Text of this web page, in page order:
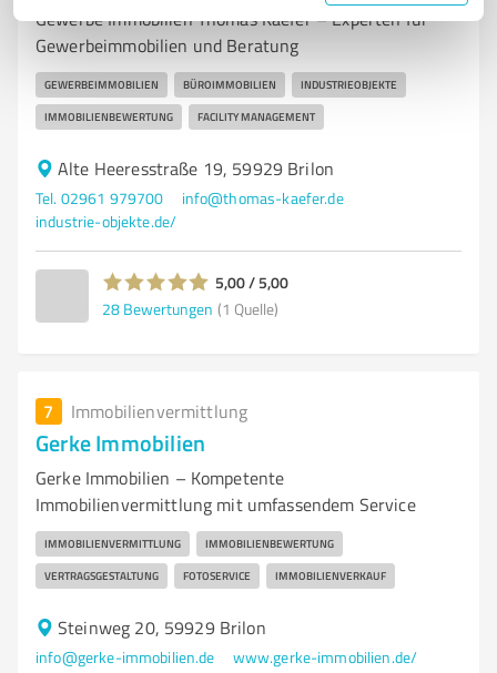
Gewerbe Immobilien Thomas Kaefer – Experten für
Gewerbeimmobilien und Beratung
GEWERBEIMMOBILIEN BÜROIMMOBILIEN INDUSTRIEOBJEKTE
IMMOBILIENBEWERTUNG FACILITY MANAGEMENT
Alte Heeresstraße 19, 59929 Brilon
Tel. 02961 979700
info@thomas-kaefer.de
industrie-objekte.de/
5,00 / 5,00
28 Bewertungen (1 Quelle)
7 Immobilienvermittlung
Gerke Immobilien
Gerke Immobilien – Kompetente
Immobilienvermittlung mit umfassendem Service
IMMOBILIENVERMITTLUNG IMMOBILIENBEWERTUNG
VERTRAGSGESTALTUNG FOTOSERVICE IMMOBILIENVERKAUF
Steinweg 20, 59929 Brilon
info@gerke-immobilien.de www.gerke-immobilien.de/